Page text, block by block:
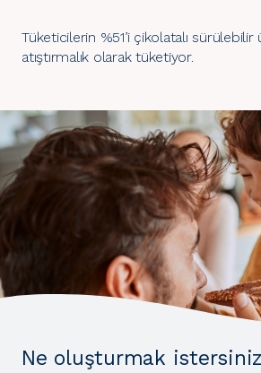
Tüketicilerin %51’i çikolatalı
atıştırmalık olarak tüketiyor.
Ne oluşturmak